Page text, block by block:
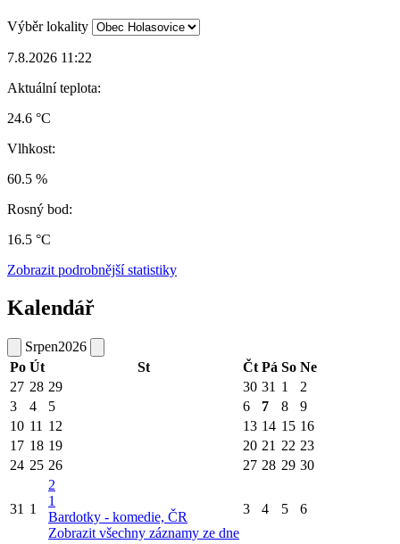
Výběr lokality
7.8.2026 11:22
Aktuální teplota:
24.6 °C
Vlhkost:
60.5 %
Rosný bod:
16.5 °C
Zobrazit podrobnější statistiky
Kalendář
Srpen2026
Po Út St Čt Pá So Ne
27 28 29 30 31 1
2
3
4 5 6 7 8
9
10 11 12 13 14 15 16
17 18 19 20 21 22 23
24 25 26 27 28 29 30
31 1
2
1
Bardotky - komedie, ČR
Zobrazit všechny záznamy ze dne
3 4 5 6